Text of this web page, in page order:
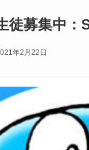
徒募集中：
年2月22日